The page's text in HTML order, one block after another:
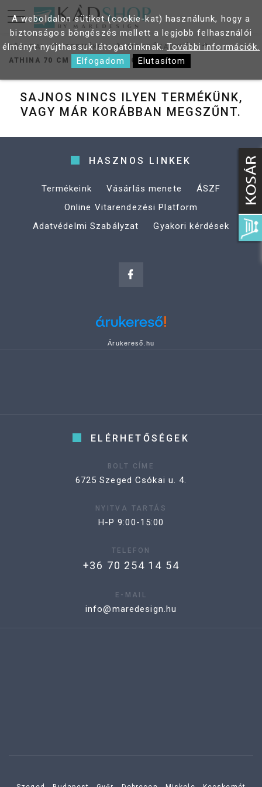
FŐOLDAL TERMÉKEK
MOSDÓKAGYLÓK
ATHINA 70 CM MOSDÓKAGYLÓ
SAJNOS NINCS ILYEN TERMÉKÜNK,
VAGY MÁR KORÁBBAN MEGSZŰNT.
HASZNOS LINKEK
Termékeink Vásárlás menete
ÁSZF
Online Vitarendezési Platform
Adatvédelmi Szabályzat
Gyakori kérdések
Árukereső.hu
ELÉRHETŐSÉGEK
BOLT CÍME
6725 Szeged Csókai u. 4.
NYITVA TARTÁS
H-P 9:00-15:00
TELEFON
+36 70 254 14 54
E-MAIL
info@maredesign.hu
A weboldalon sütiket (cookie-kat) használunk, hogy a
biztonságos böngészés mellett a legjobb felhasználói
élményt nyújthassuk látogatóinknak.További információk.
Elfogadom
Elutasítom